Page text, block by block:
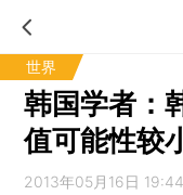
世界
韩国学者：
值可能性较
2013年05月16日 19:44